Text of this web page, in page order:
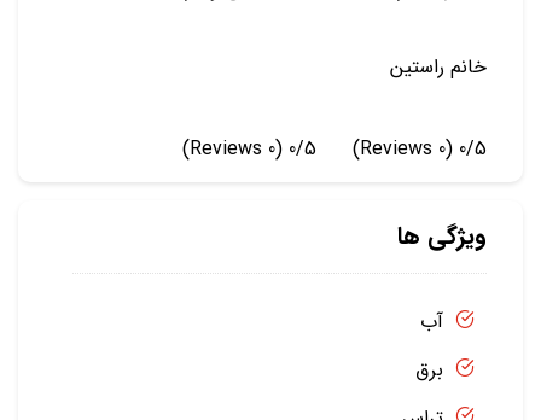
خانم راستین
0/5
(0 Reviews)
0/5
(0 Reviews)
ویژگی ها
آب
برق